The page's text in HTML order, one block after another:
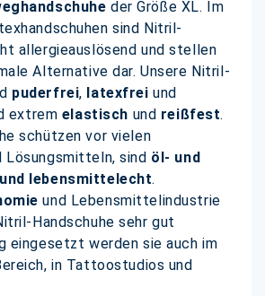
der Größe XL. Im
sind Nitril-
allergieauslösend und stellen
Alternative dar. Unsere Nitril-
puderfrei, latexfrei und
extrem elastisch und reißfest.
schützen vor vielen
Lösungsmitteln, sind öl- und
lebensmittelecht.
und Lebensmittelindustrie
Handschuhe sehr gut
eingesetzt werden sie auch im
in Tattoostudios und